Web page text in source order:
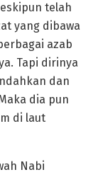
telah
yang dibawa
azab
Tapi dirinya
dan
dia pun
di laut
Nabi